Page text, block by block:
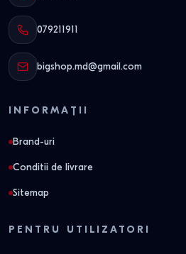
079211911
bigshop.md@gmail.com
INFORMAȚII
Brand-uri
Conditii de livrare
Sitemap
PENTRU UTILIZATORI